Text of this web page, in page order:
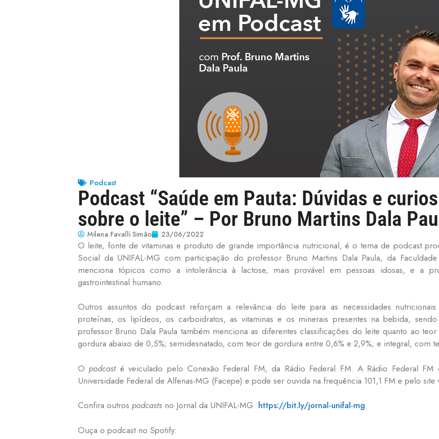
Podcast
Podcast “Saúde em Pauta: Dúvidas e
sobre o leite” – Por Bruno Martins Dala
Milena Favalli Simão 23/06/2022
O leite, fonte de vitaminas e produto de grande importância nutricional, é o tema de podcast
Social da UNIFAL-MG com participação do professor Bruno Martins Dala Paula, da
menciona tópicos como a intolerância à lactose, mais provável em pessoas idosas, e a
gastrointestinal humano.
Outros assuntos do podcast reforçam a relevância do leite para as necessidades
proteínas, os lipídeos, os carboidratos, as vitaminas e os minerais presentes na bebida,
professor Bruno Dala Paula também menciona as diferentes classificações do leite quanto ao
gordura abaixo de 0,5%; semidesnatado, com teor de gordura entre 0,6% e 2,9%; e integral, com
Opodcasté veiculado pelo Conexão Federal FM, da Rádio Federal FM. A Rádio Federal
Universidade Federal de Alfenas-MG (Facepe) e pode ser ouvida na frequência 101,1 FM e pelo
Confira outros podcasts no Jornal da UNIFAL-MG: https://bit.ly/jornal-unifal-mg
Ouça o podcast no Spotify: